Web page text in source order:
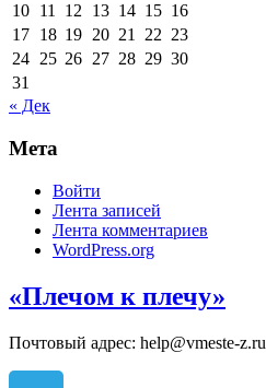
10 11 12 13 14 15 16
17 18 19 20 21 22 23
24 25 26 27 28 29 30
31
« Дек
Мета
Войти
Лента записей
Лента комментариев
WordPress.org
«Плечом к плечу»
Почтовый адрес: help@vmeste-z.ru